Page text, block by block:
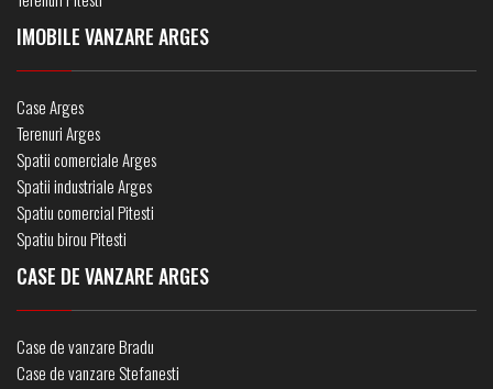
IMOBILE VANZARE ARGES
Case Arges
Terenuri Arges
Spatii comerciale Arges
Spatii industriale Arges
Spatiu comercial Pitesti
Spatiu birou Pitesti
CASE DE VANZARE ARGES
Case de vanzare Bradu
Case de vanzare Stefanesti